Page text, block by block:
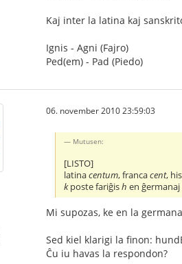
Kaj inter la latina kaj
Ignis - Agni (Fajro)
Ped(em) - Pad (Piedo)
06. november 2010 23:59:03
Mutusen:
[LISTO]
latinacentum, francacent,
kposte fariĝish en
Mi supozas, ke en la
Sed kiel klarigi la finon:
Ĉu iu havas la respondon?